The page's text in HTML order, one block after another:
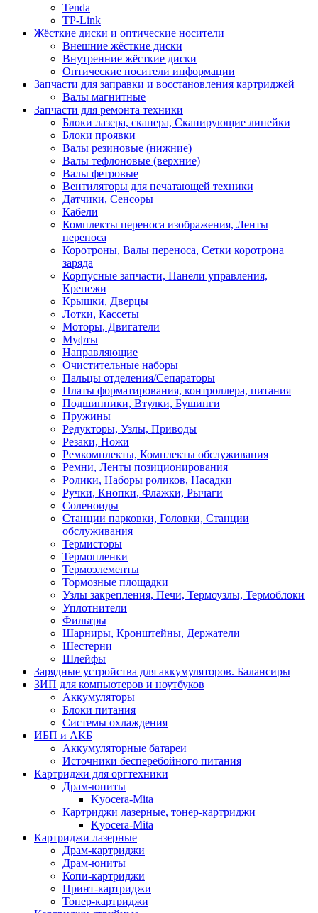
Tenda
TP-Link
Жёсткие диски и оптические носители
Внешние жёсткие диски
Внутренние жёсткие диски
Оптические носители информации
Запчасти для заправки и восстановления картриджей
Валы магнитные
Запчасти для ремонта техники
Блоки лазера, сканера, Сканирующие линейки
Блоки проявки
Валы резиновые (нижние)
Валы тефлоновые (верхние)
Валы фетровые
Вентиляторы для печатающей техники
Датчики, Сенсоры
Кабели
Комплекты переноса изображения, Ленты
переноса
Коротроны, Валы переноса, Сетки коротрона
заряда
Корпусные запчасти, Панели управления,
Крепежи
Крышки, Дверцы
Лотки, Кассеты
Моторы, Двигатели
Муфты
Направляющие
Очистительные наборы
Пальцы отделения/Сепараторы
Платы форматирования, контроллера, питания
Подшипники, Втулки, Бушинги
Пружины
Редукторы, Узлы, Приводы
Резаки, Ножи
Ремкомплекты, Комплекты обслуживания
Ремни, Ленты позиционирования
Ролики, Наборы роликов, Насадки
Ручки, Кнопки, Флажки, Рычаги
Соленоиды
Станции парковки, Головки, Станции
обслуживания
Термисторы
Термопленки
Термоэлементы
Тормозные площадки
Узлы закрепления, Печи, Термоузлы, Термоблоки
Уплотнители
Фильтры
Шарниры, Кронштейны, Держатели
Шестерни
Шлейфы
Зарядные устройства для аккумуляторов. Балансиры
ЗИП для компьютеров и ноутбуков
Аккумуляторы
Блоки питания
Системы охлаждения
ИБП и АКБ
Аккумуляторные батареи
Источники бесперебойного питания
Картриджи для оргтехники
Драм-юниты
Kyocera-Mita
Картриджи лазерные, тонер-картриджи
Kyocera-Mita
Картриджи лазерные
Драм-картриджи
Драм-юниты
Копи-картриджи
Принт-картриджи
Тонер-картриджи